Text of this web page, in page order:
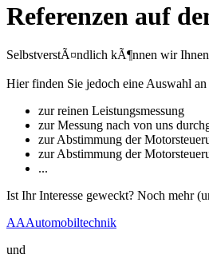
Referenzen auf
SelbstverstÃ¤ndlich kÃ¶nnen wir
Hier finden Sie jedoch eine Auswahl
zur reinen Leistungsmessung
zur Messung nach von uns
zur Abstimmung der
zur Abstimmung der
...
Ist Ihr Interesse geweckt? Noch mehr
AAAutomobiltechnik
und